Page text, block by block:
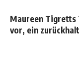
Maureen
vor, ein